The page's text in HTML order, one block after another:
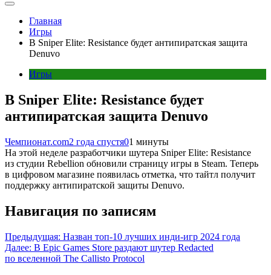
Главная
Игры
В Sniper Elite: Resistance будет антипиратская защита
Denuvo
Игры
В Sniper Elite: Resistance будет
антипиратская защита Denuvo
Чемпионат.com2 года спустя01 минуты
На этой неделе разработчики шутера Sniper Elite: Resistance
из студии Rebellion обновили страницу игры в Steam. Теперь
в цифровом магазине появилась отметка, что тайтл получит
поддержку антипиратской защиты Denuvo.
Навигация по записям
Предыдущая: Назван топ-10 лучших инди-игр 2024 года
Далее: В Epic Games Store раздают шутер Redacted
по вселенной The Callisto Protocol